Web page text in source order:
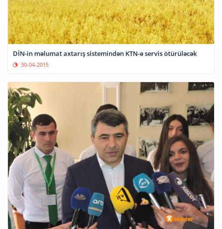
DİN-in məlumat axtarış sistemindən KTN-ə servis ötürüləcək
30-04-2015